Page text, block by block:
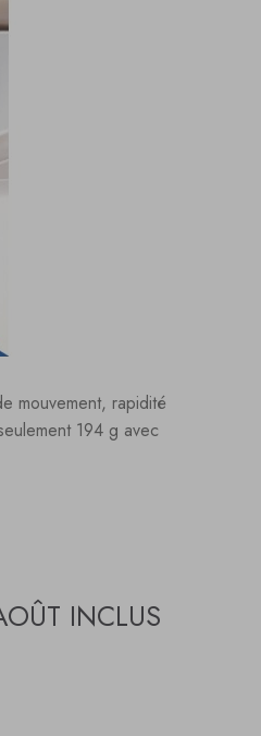
mouvement, rapidité
194 g avec
INCLUS